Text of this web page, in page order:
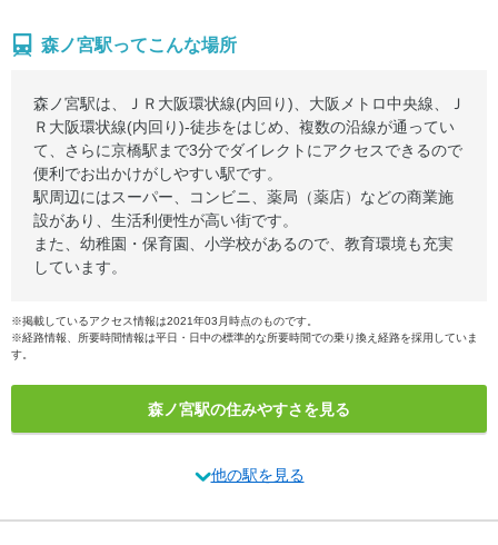
森ノ宮駅ってこんな場所
森ノ宮駅は、ＪＲ大阪環状線(内回り)、大阪メトロ中央線、Ｊ
Ｒ大阪環状線(内回り)-徒歩をはじめ、複数の沿線が通ってい
て、さらに京橋駅まで3分でダイレクトにアクセスできるので
便利でお出かけがしやすい駅です。
駅周辺にはスーパー、コンビニ、薬局（薬店）などの商業施
設があり、生活利便性が高い街です。
また、幼稚園・保育園、小学校があるので、教育環境も充実
しています。
※掲載しているアクセス情報は2021年03月時点のものです。
※経路情報、所要時間情報は平日・日中の標準的な所要時間での乗り換え経路を採用していま
す。
森ノ宮駅の住みやすさを見る
他の駅を見る